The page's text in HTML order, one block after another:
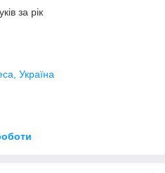
за рік
Україна